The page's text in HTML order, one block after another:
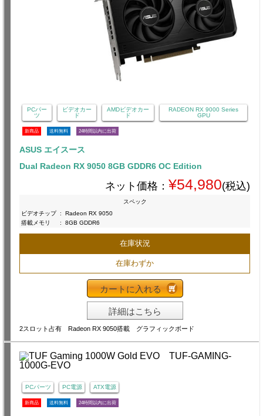
PCパー
ツ
ビデオカー
ド
AMDビデオカー
ド
RADEON RX 9000 Series
GPU
新商品 送料無料 24時間以内に出荷
ASUS エイスース
Dual Radeon RX 9050 8GB GDDR6 OC Edition
ネット価格： ¥54,980(税込)
スペック
ビデオチップ :
Radeon RX 9050
搭載メモリ
: 8GB GDDR6
在庫状況
在庫わずか
カートに入れる
詳細はこちら
2スロット占有 Radeon RX 9050搭載 グラフィックボード
PCパーツ PC電源 ATX電源
新商品 送料無料 24時間以内に出荷